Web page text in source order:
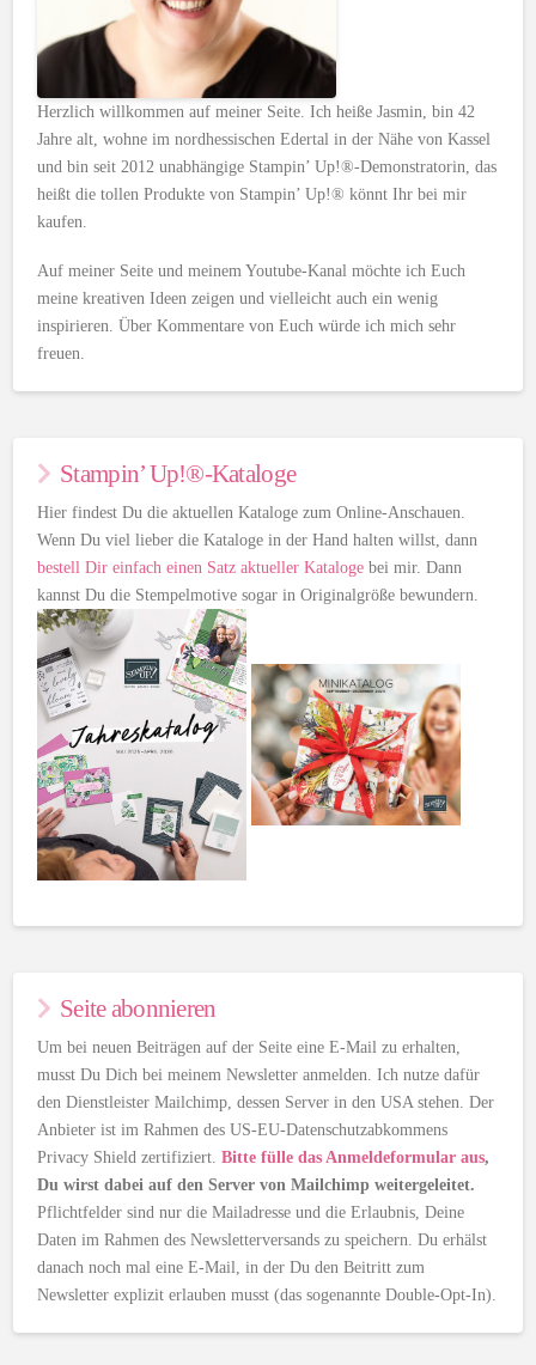
Herzlich willkommen auf meiner Seite. Ich heiße Jasmin, bin 42
Jahre alt, wohne im nordhessischen Edertal in der Nähe von Kassel
und bin seit 2012 unabhängige Stampin’ Up!®-Demonstratorin, das
heißt die tollen Produkte von Stampin’ Up!® könnt Ihr bei mir
kaufen.
Auf meiner Seite und meinem Youtube-Kanal möchte ich Euch
meine kreativen Ideen zeigen und vielleicht auch ein wenig
inspirieren. Über Kommentare von Euch würde ich mich sehr
freuen.
Stampin’ Up!®-Kataloge
Hier findest Du die aktuellen Kataloge zum Online-Anschauen.
Wenn Du viel lieber die Kataloge in der Hand halten willst, dann
bestell Dir einfach einen Satz aktueller Kataloge bei mir. Dann
kannst Du die Stempelmotive sogar in Originalgröße bewundern.
Seite abonnieren
Um bei neuen Beiträgen auf der Seite eine E-Mail zu erhalten,
musst Du Dich bei meinem Newsletter anmelden. Ich nutze dafür
den Dienstleister Mailchimp, dessen Server in den USA stehen. Der
Anbieter ist im Rahmen des US-EU-Datenschutzabkommens
Privacy Shield zertifiziert.Bitte fülle das Anmeldeformular aus,
Du wirst dabei auf den Server von Mailchimp weitergeleitet.
Pflichtfelder sind nur die Mailadresse und die Erlaubnis, Deine
Daten im Rahmen des Newsletterversands zu speichern. Du erhälst
danach noch mal eine E-Mail, in der Du den Beitritt zum
Newsletter explizit erlauben musst (das sogenannte Double-Opt-In).